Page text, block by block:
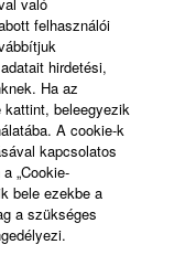
felhasználói
hirdetési,
Ha az
kattint, beleegyezik
A cookie-k
kapcsolatos
„Cookie-
bele ezekbe a
a szükséges